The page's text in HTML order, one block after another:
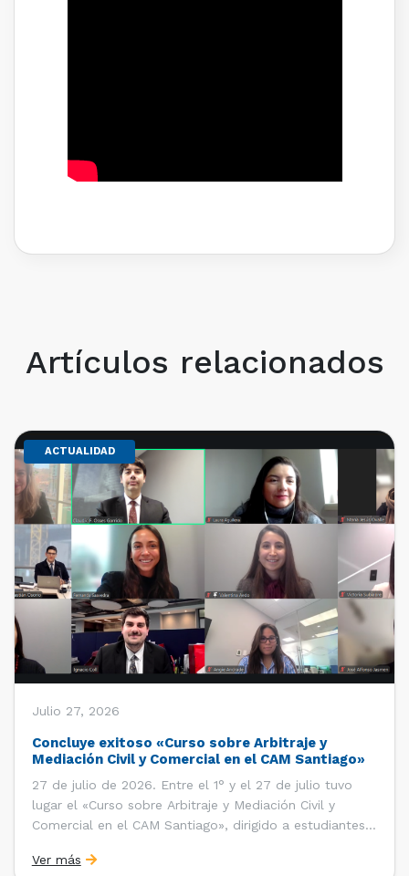
Artículos relacionados
ACTUALIDAD
Julio 27, 2026
Concluye exitoso «Curso sobre Arbitraje y
Mediación Civil y Comercial en el CAM Santiago»
27 de julio de 2026. Entre el 1° y el 27 de julio tuvo
lugar el «Curso sobre Arbitraje y Mediación Civil y
Comercial en el CAM Santiago», dirigido a estudiantes,
entre 2023 y 2025 ganaron el «Pre-Moot del CAM
Ver más